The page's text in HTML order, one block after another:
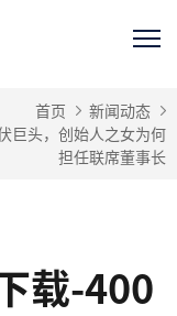
首页
新闻动态
巨头，创始人之女为何
担任联席董事长
载-400